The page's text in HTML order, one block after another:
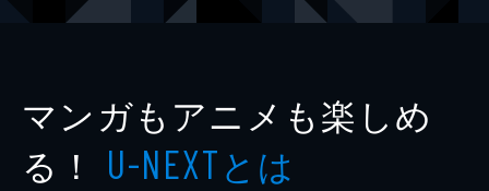
レーベル アクションコミックス
マンガもアニメも楽しめ
る！ U-NEXTとは